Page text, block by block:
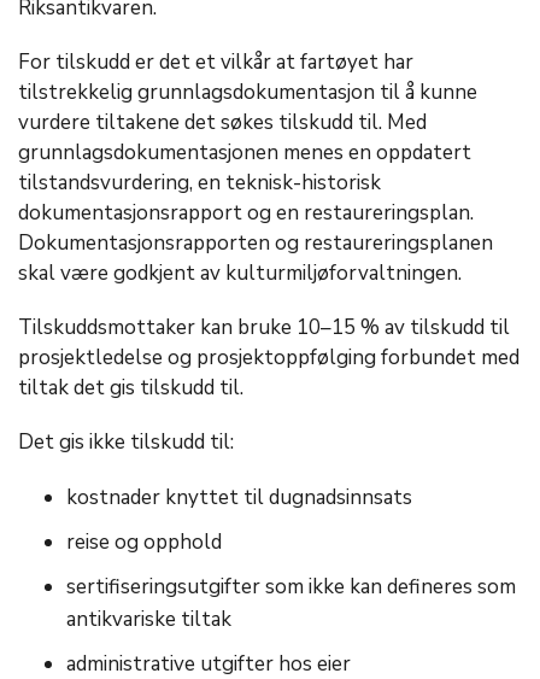
Riksantikvaren.
For tilskudd er det et vilkår at fartøyet har
tilstrekkelig grunnlagsdokumentasjon til å kunne
vurdere tiltakene det søkes tilskudd til. Med
grunnlagsdokumentasjonen menes en oppdatert
tilstandsvurdering, en teknisk-historisk
dokumentasjonsrapport og en restaureringsplan.
Dokumentasjonsrapporten og restaureringsplanen
skal være godkjent av kulturmiljøforvaltningen.
Tilskuddsmottaker kan bruke 10–15 % av tilskudd til
prosjektledelse og prosjektoppfølging forbundet med
tiltak det gis tilskudd til.
Det gis ikke tilskudd til:
kostnader knyttet til dugnadsinnsats
reise og opphold
sertifiseringsutgifter som ikke kan defineres som
antikvariske tiltak
administrative utgifter hos eier